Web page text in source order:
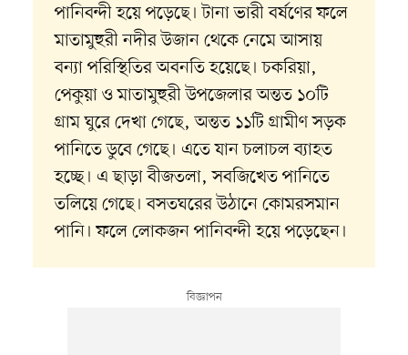
পানিবন্দী হয়ে পড়েছে। টানা ভারী বর্ষণের ফলে
মাতামুহুরী নদীর উজান থেকে নেমে আসায়
বন্যা পরিস্থিতির অবনতি হয়েছে। চকরিয়া,
পেকুয়া ও মাতামুহুরী উপজেলার অন্তত ১০টি
গ্রাম ঘুরে দেখা গেছে, অন্তত ১১টি গ্রামীণ সড়ক
পানিতে ডুবে গেছে। এতে যান চলাচল ব্যাহত
হচ্ছে। এ ছাড়া বীজতলা, সবজিখেত পানিতে
তলিয়ে গেছে। বসতঘরের উঠানে কোমরসমান
পানি। ফলে লোকজন পানিবন্দী হয়ে পড়েছেন।